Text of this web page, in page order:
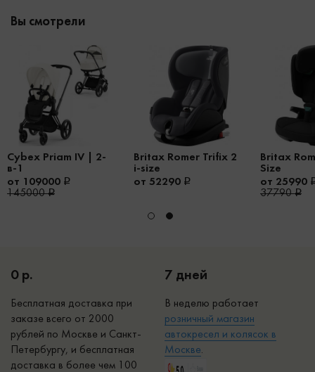
Вы смотрели
Cybex Priam IV | 2-
в-1
от 109000
145000
Britax Romer Trifix 2
i-size
от 52290
Britax
Size
от 25990
37790
0 р.
Бесплатная доставка при
заказе всего от 2000
рублей по Москве и Санкт-
Петербургу, и бесплатная
доставка в более чем 100
7 дней
В неделю работает
розничный магазин
автокресел и колясок в
Москве.